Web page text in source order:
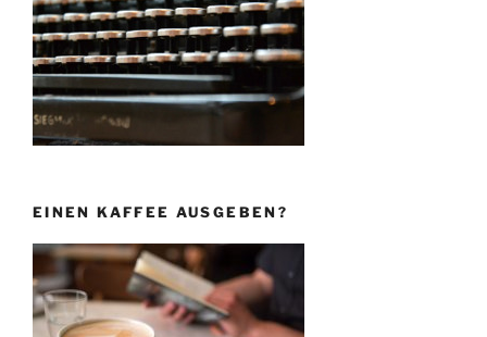
EINEN KAFFEE AUSGEBEN?